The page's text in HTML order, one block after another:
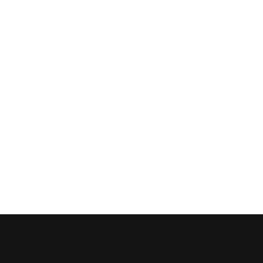
Personnalisez vos préférences pour